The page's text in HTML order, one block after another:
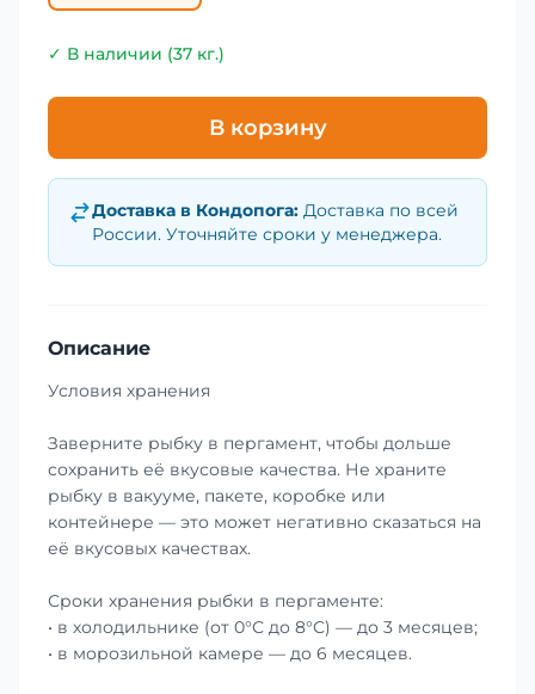
✓ В наличии (37 кг.)
В корзину
Доставка в Кондопога: Доставка по всей
России. Уточняйте сроки у менеджера.
Описание
Условия хранения
Заверните рыбку в пергамент, чтобы дольше
сохранить её вкусовые качества. Не храните
рыбку в вакууме, пакете, коробке или
контейнере — это может негативно сказаться на
её вкусовых качествах.
Сроки хранения рыбки в пергаменте:
• в холодильнике (от 0°С до 8°С) — до 3 месяцев;
• в морозильной камере — до 6 месяцев.